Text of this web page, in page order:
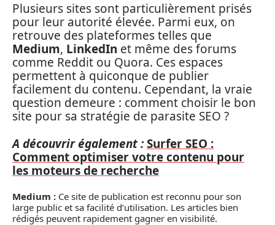
Plusieurs sites sont particulièrement prisés
pour leur autorité élevée. Parmi eux, on
retrouve des plateformes telles que
Medium, LinkedIn et même des forums
comme Reddit ou Quora. Ces espaces
permettent à quiconque de publier
facilement du contenu. Cependant, la vraie
question demeure : comment choisir le bon
site pour sa stratégie de parasite SEO ?
A découvrir également :Surfer SEO :
Comment optimiser votre contenu pour
les moteurs de recherche
Medium : Ce site de publication est reconnu pour son
large public et sa facilité d’utilisation. Les articles bien
rédigés peuvent rapidement gagner en visibilité.